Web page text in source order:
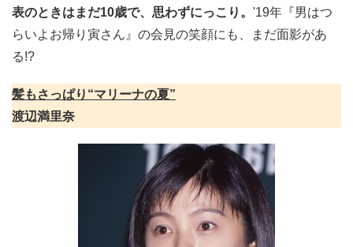
表のときはまだ10歳で、思わずにっこり。 '19年『男はつ
らいよお帰り寅さん』の会見の笑顔にも、まだ面影があ
る!?
髪もさっぱり“マリーナの夏”
渡辺満里奈